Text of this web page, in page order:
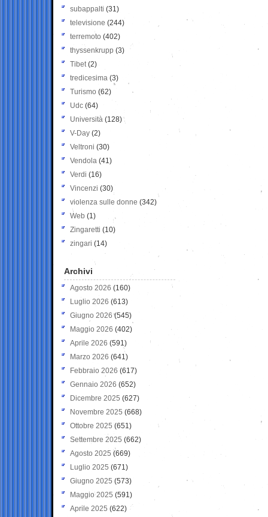
subappalti (31)
televisione(244)
terremoto (402)
thyssenkrupp (3)
Tibet(2)
tredicesima (3)
Turismo (62)
Udc (64)
Università (128)
V-Day (2)
Veltroni (30)
Vendola (41)
Verdi (16)
Vincenzi (30)
violenza sulle donne (342)
Web (1)
Zingaretti (10)
zingari (14)
Archivi
Agosto 2026 (160)
Luglio 2026 (613)
Giugno 2026 (545)
Maggio 2026 (402)
Aprile 2026 (591)
Marzo 2026 (641)
Febbraio 2026 (617)
Gennaio 2026 (652)
Dicembre 2025 (627)
Novembre 2025 (668)
Ottobre 2025 (651)
Settembre 2025 (662)
Agosto 2025 (669)
Luglio 2025 (671)
Giugno 2025 (573)
Maggio 2025 (591)
Aprile 2025 (622)